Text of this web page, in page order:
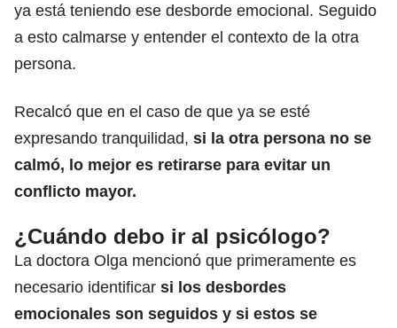
ya está teniendo ese desborde emocional. Seguido
a esto calmarse y entender el contexto de la otra
persona.
Recalcó que en el caso de que ya se esté
expresando tranquilidad, si la otra persona no se
calmó, lo mejor es retirarse para evitar un
conflicto mayor.
¿Cuándo debo ir al psicólogo?
La doctora Olga mencionó que primeramente es
necesario identificar si los desbordes
emocionales son seguidos y si estos se